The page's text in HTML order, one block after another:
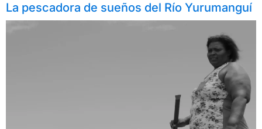
La pescadora de sueños del Río Yurumanguí